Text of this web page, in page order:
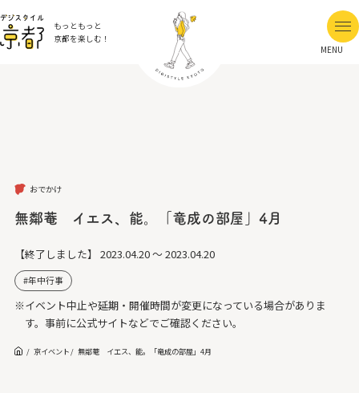
もっともっと
京都を楽しむ！
MENU
おでかけ
無鄰菴 イエス、能。「竜成の部屋」4月
【終了しました】 2023.04.20 ～ 2023.04.20
年中行事
※イベント中止や延期・開催時間が変更になっている場合がありま
す。事前に公式サイトなどでご確認ください。
京イベント 無鄰菴 イエス、能。「竜成の部屋」4月